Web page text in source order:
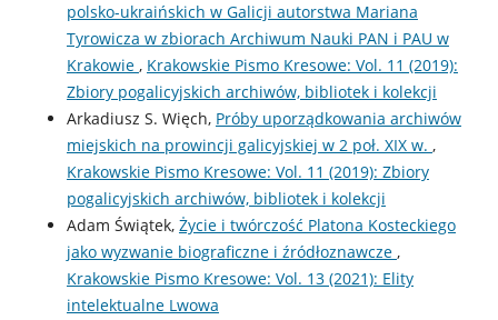
polsko-ukraińskich w Galicji autorstwa Mariana
Tyrowicza w zbiorach Archiwum Nauki PAN i PAU w
Krakowie , Krakowskie Pismo Kresowe: Vol. 11 (2019):
Zbiory pogalicyjskich archiwów, bibliotek i kolekcji
Arkadiusz S. Więch, Próby uporządkowania archiwów
miejskich na prowincji galicyjskiej w 2 poł. XIX w. ,
Krakowskie Pismo Kresowe: Vol. 11 (2019): Zbiory
pogalicyjskich archiwów, bibliotek i kolekcji
Adam Świątek, Życie i twórczość Platona Kosteckiego
jako wyzwanie biograficzne i źródłoznawcze ,
Krakowskie Pismo Kresowe: Vol. 13 (2021): Elity
intelektualne Lwowa